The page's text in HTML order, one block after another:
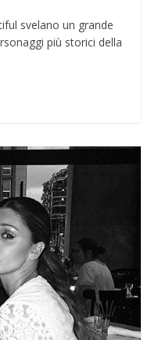
svelano un grande
più storici della